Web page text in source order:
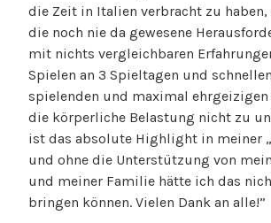
die Zeit in Italien verbracht zu haben,
die noch nie da gewesene
mit nichts vergleichbaren
Spielen an 3 Spieltagen und
spielenden und maximal ehrgeizigen
die körperliche Belastung nicht zu
ist das absolute Highlight in meiner
und ohne die Unterstützung von
und meiner Familie hätte ich das
bringen können. Vielen Dank an alle!”